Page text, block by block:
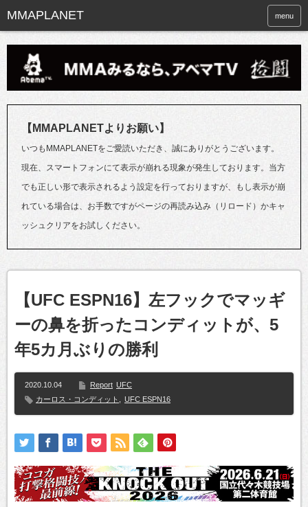
menu
【MMAPLANETよりお願い】
いつもMMAPLANETをご愛読いただき、誠にありがとうございます。
現在、スマートフォンにて表示が崩れる現象が発生しております。当方
でも正しい形で表示されるよう設定を行っておりますが、もし表示が崩
れている場合は、お手数ですがページの再読み込み（リロード）かキャ
ッシュクリアをお試しください。
【UFC ESPN16】左フックでマッギ
ーの鼻を折ったコンディットが、5
年5カ月ぶりの勝利
2020.10.04 Report UFC
カーロス・コンディット
UFC ESPN16